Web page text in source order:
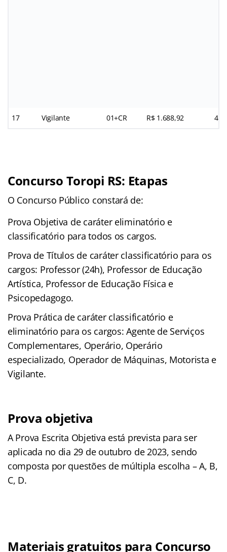
17 Vigilante 01+CR R$ 1.688,92 44h
Concurso Toropi RS: Etapas
O Concurso Público constará de:
Prova Objetiva de caráter eliminatório e
classificatório para todos os cargos.
Prova de Títulos de caráter classificatório para os
cargos: Professor (24h), Professor de Educação
Artística, Professor de Educação Física e
Psicopedagogo.
Prova Prática de caráter classificatório e
eliminatório para os cargos: Agente de Serviços
Complementares, Operário, Operário
especializado, Operador de Máquinas, Motorista e
Vigilante.
Prova objetiva
A Prova Escrita Objetiva está prevista para ser
aplicada no dia 29 de outubro de 2023, sendo
composta por questões de múltipla escolha – A, B,
C, D.
Materiais gratuitos para Concurso